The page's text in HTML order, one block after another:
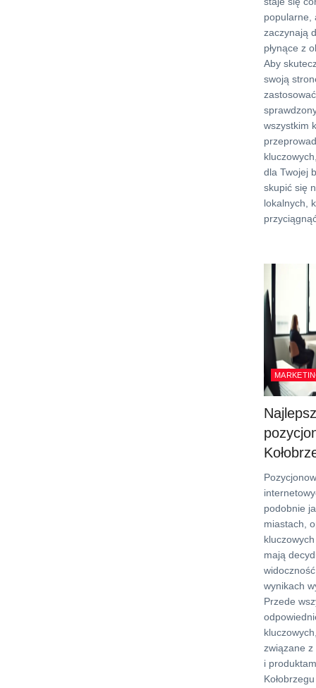
popularne,
zaczynają
płynące z
Aby
swoją
wszystkim
dla Twojej
skupić się
lokalnych,
podobnie
miastach,
mają
wynikach
Przede
związane z
i